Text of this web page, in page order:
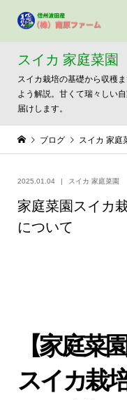
スイカ 家庭菜園
スイカ栽培の基礎から収穫
よう解説。甘くて瑞々しい
届けします。
ブログ スイカ 家庭
2025.01.04 スイカ 家庭菜園
家庭菜園スイカ
について
【家庭菜
スイカ栽